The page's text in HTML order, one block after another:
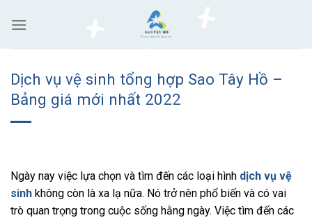
Dịch vụ vệ sinh tổng hợp Sao Tây Hồ –
Bảng giá mới nhất 2022
Ngày nay việc lựa chọn và tìm đến các loại hình dịch vụ vệ
sinh không còn là xa lạ nữa. Nó trở nên phổ biến và có vai
trò quan trọng trong cuộc sống hằng ngày. Việc tìm đến các